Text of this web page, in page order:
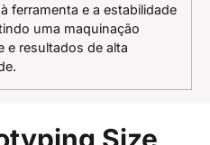
ferramenta e a estabilidade
uma maquinação
e resultados de alta
Size